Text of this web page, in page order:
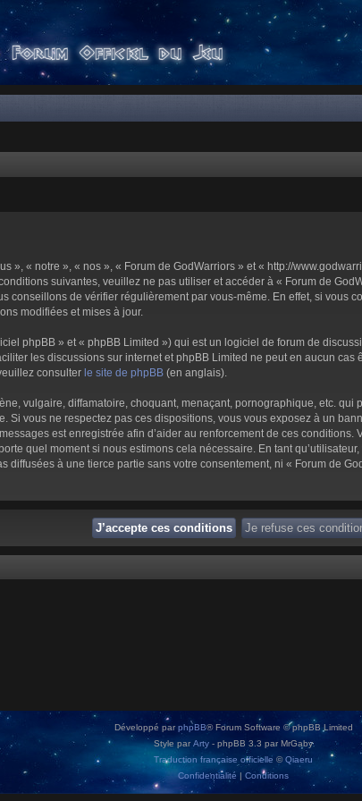
», « notre », « nos », « Forum de GodWarriors » et « http://
suivantes, veuillez ne pas utiliser et accéder à « Forum de
conseillons de vérifier régulièrement par vous-même. En effet, si vous
modifiées et mises à jour.
phpBB » et « phpBB Limited ») qui est un logiciel de forum de
les discussions sur internet et phpBB Limited ne peut en aucun
consulter le site de phpBB (en anglais).
vulgaire, diffamatoire, choquant, menaçant, pornographique, etc.
vous ne respectez pas ces dispositions, vous vous exposez à un
est enregistrée afin d’aider au renforcement de ces
quel moment si nous estimons cela nécessaire. En tant
à une tierce partie sans votre consentement, ni « Forum de
Développé parphpBB® Forum Software © phpBB Limited
Style par Arty - phpBB 3.3 par MrGaby
Traduction française officielle ©Qiaeru
Confidentialité | Conditions